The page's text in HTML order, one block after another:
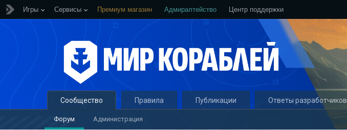
Игры Сервисы Премиум магазин Адмиралтейство Центр поддержки
Сообщество
Форум Администрация
Правила Публикации Ответы разработчиков